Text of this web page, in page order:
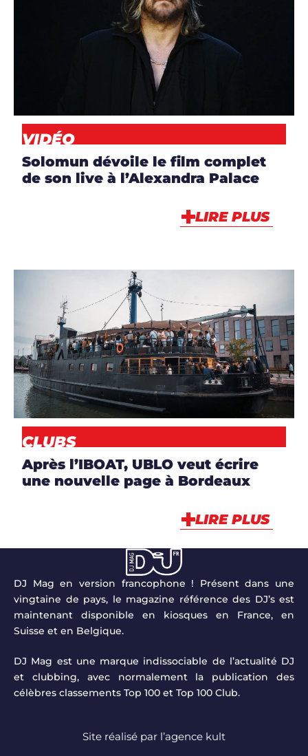
ARTICLES,ARTISTES
DJS,NEWS
VIDÉO
VIDÉO
Solomun dévoile le film complet
de son live à l’Alexandra Palace
LIRE PLUS
ARTICLES,CLUBS,
NEWS
CLUBS
Après l’IBOAT, UBLO veut écrire
une nouvelle page à Bordeaux
LIRE PLUS
DJ Mag en version francophone ! Présent dans une
vingtaine de pays, le magazine référence des DJ’s est
maintenant disponible en kiosques en France, en
Suisse et en Belgique.
DJ Mag est une marque indissociable de l’actualité DJ
et clubbing, avec normalement la publication des
célèbres classements Top 100 et Top 100 Club.
Site réalisé par l’agence kult